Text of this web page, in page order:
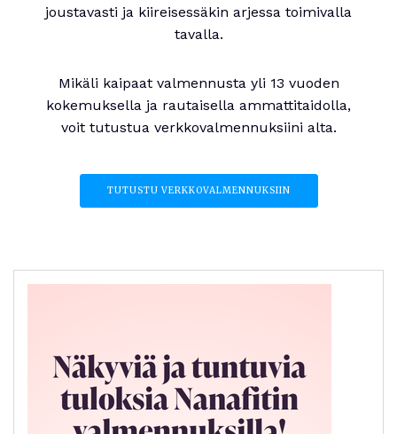
joustavasti ja kiireisessäkin arjessa toimivalla
tavalla.
Mikäli kaipaat valmennusta yli 13 vuoden
kokemuksella ja rautaisella ammattitaidolla,
voit tutustua verkkovalmennuksiini alta.
TUTUSTU VERKKOVALMENNUKSIIN